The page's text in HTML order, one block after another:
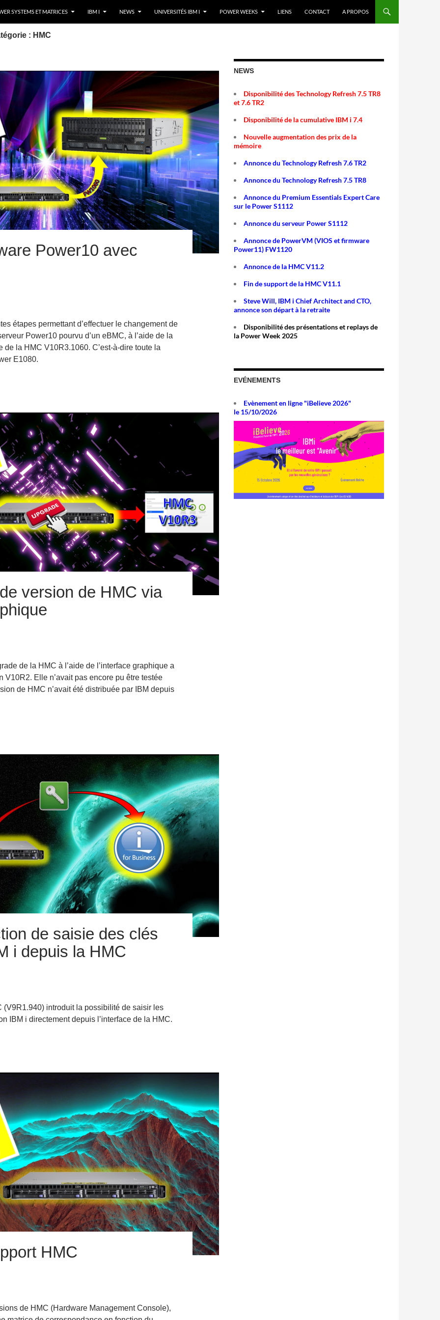
SYSTEMS ET MATRICES IBM I NEWS UNIVERSITÉS IBM I POWER WEEKS LIENS CONTACT A PROPOS
: HMC
Power10 avec
étapes permettant d’effectuer le changement de
Power10 pourvu d’un eBMC, à l’aide de la
de la HMC V10R3.1060. C’est-à-dire toute la
E1080.
firmware Power10 avec HMC V10R3
version de HMC via
de la HMC à l’aide de l’interface graphique a
V10R2. Elle n’avait pas encore pu être testée
de HMC n’avait été distribuée par IBM depuis
de version de HMC via l’interface graphique
de saisie des clés
i depuis la HMC
(V9R1.940) introduit la possibilité de saisir les
IBM i directement depuis l’interface de la HMC.
fonction de saisie des clés de licence IBM i depuis la HMC
HMC
de HMC (Hardware Management Console),
NEWS
Disponibilité des Technology Refresh 7.5 TR8
et 7.6 TR2
Disponibilité de la cumulative IBM i 7.4
Nouvelle augmentation des prix de la
mémoire
Annonce du Technology Refresh 7.6 TR2
Annonce du Technology Refresh 7.5 TR8
Annonce du Premium Essentials Expert Care
sur le Power S1112
Annonce du serveur Power S1112
Annonce de PowerVM (VIOS et firmware
Power11) FW1120
Annonce de la HMC V11.2
Fin de support de la HMC V11.1
Steve Will, IBM i Chief Architect and CTO,
annonce son départ à la retraite
Disponibilité des présentations et replays de
la Power Week 2025
EVÉNEMENTS
Evènement en ligne "iBelieve 2026"
le 15/10/2026